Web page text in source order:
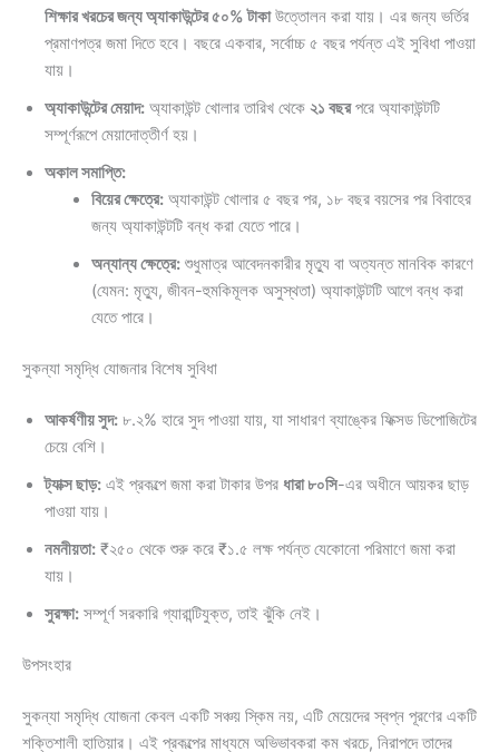
শিক্ষার খরচের জন্য অ্যাকাউন্টের ৫০% টাকাউত্তোলন করা যায়। এর জন্য ভর্তির
প্রমাণপত্র জমা দিতে হবে। বছরে একবার, সর্বোচ্চ ৫ বছর পর্যন্ত এই সুবিধা পাওয়া
যায়।
অ্যাকাউন্টের মেয়াদ: অ্যাকাউন্ট খোলার তারিখ থেকে ২১ বছরপরে অ্যাকাউন্টটি
সম্পূর্ণরূপে মেয়াদোত্তীর্ণ হয়।
অকাল সমাপ্তি:
বিয়ের ক্ষেত্রে:অ্যাকাউন্ট খোলার ৫ বছর পর, ১৮ বছর বয়সের পর বিবাহের
জন্য অ্যাকাউন্টটি বন্ধ করা যেতে পারে।
অন্যান্য ক্ষেত্রে:শুধুমাত্র আবেদনকারীর মৃত্যু বা অত্যন্ত মানবিক কারণে
(যেমন: মৃত্যু, জীবন-হুমকিমূলক অসুস্থতা) অ্যাকাউন্টটি আগে বন্ধ করা
যেতে পারে।
সুকন্যা সমৃদ্ধি যোজনার বিশেষ সুবিধা
আকর্ষণীয় সুদ: ৮.২% হারে সুদ পাওয়া যায়, যা সাধারণ ব্যাঙ্কের ফিক্সড ডিপোজিটের
চেয়ে বেশি।
ট্যাক্স ছাড়: এই প্রকল্পে জমা করা টাকার উপর ধারা ৮০সি-এর অধীনে আয়কর ছাড়
পাওয়া যায়।
নমনীয়তা: ₹২৫০ থেকে শুরু করে ₹১.৫ লক্ষ পর্যন্ত যেকোনো পরিমাণে জমা করা
যায়।
সুরক্ষা: সম্পূর্ণ সরকারি গ্যারান্টিযুক্ত, তাই ঝুঁকি নেই।
উপসংহার
সুকন্যা সমৃদ্ধি যোজনা কেবল একটি সঞ্চয় স্কিম নয়, এটি মেয়েদের স্বপ্ন পূরণের একটি
শক্তিশালী হাতিয়ার। এই প্রকল্পের মাধ্যমে অভিভাবকরা কম খরচে, নিরাপদে তাদের